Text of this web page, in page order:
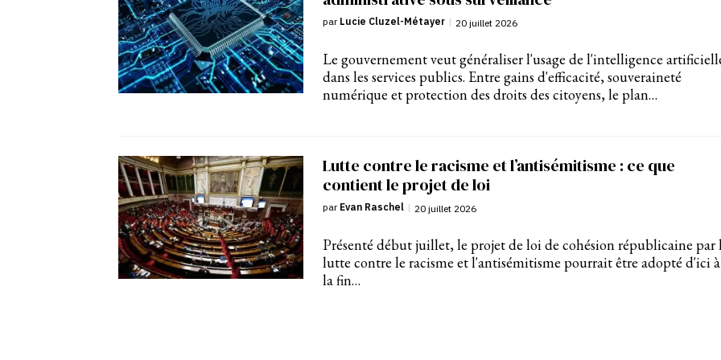
par Lucie Cluzel-Métayer | 20 juillet 2026
Le gouvernement veut généraliser l'usage de l'intelligence
dans les services publics. Entre gains d'efficacité, souveraineté
numérique et protection des droits des citoyens, le plan…
Lutte contre le racisme et l’antisémitisme : ce que
contient le projet de loi
par Evan Raschel | 20 juillet 2026
Présenté début juillet, le projet de loi de cohésion républicaine par
lutte contre le racisme et l'antisémitisme pourrait être adopté d'ici à
la fin…